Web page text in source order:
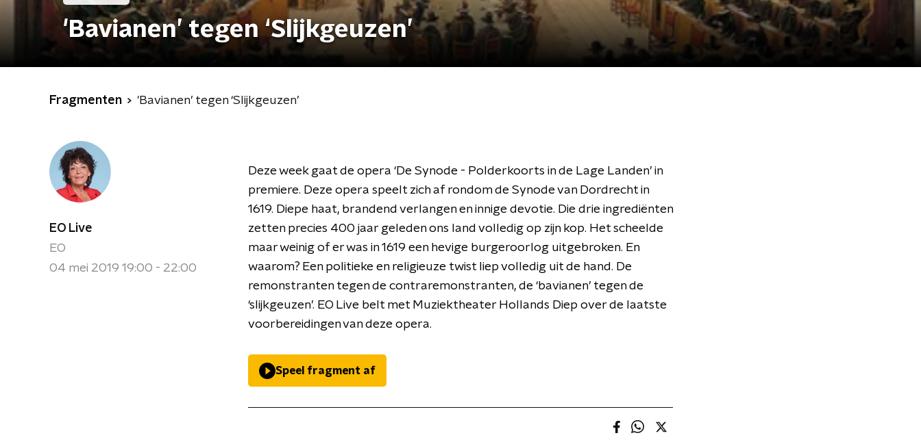
'Bavianen’ tegen ‘Slijkgeuzen’
Fragmenten 'Bavianen’ tegen ‘Slijkgeuzen’
EO Live
EO
04 mei 2019 19:00 - 22:00
Deze week gaat de opera ‘De Synode - Polderkoorts in de Lage Landen’ in
premiere. Deze opera speelt zich af rondom de Synode van Dordrecht in
1619. Diepe haat, brandend verlangen en innige devotie. Die drie ingrediënten
zetten precies 400 jaar geleden ons land volledig op zijn kop. Het scheelde
maar weinig of er was in 1619 een hevige burgeroorlog uitgebroken. En
waarom? Een politieke en religieuze twist liep volledig uit de hand. De
remonstranten tegen de contraremonstranten, de ‘bavianen’ tegen de
‘slijkgeuzen’. EO Live belt met Muziektheater Hollands Diep over de laatste
voorbereidingen van deze opera.
Speel fragment af